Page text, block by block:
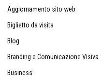
Aggiornamento sito web
Biglietto da visita
Blog
Branding e Comunicazione Visiva
Business